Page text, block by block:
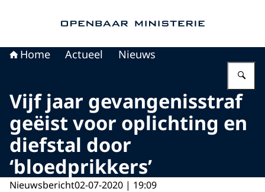
Home Actueel Nieuws
Vijf jaar gevangenisstraf
geëist voor oplichting en
diefstal door
‘bloedprikkers’
Nieuwsbericht02-07-2020 | 19:09